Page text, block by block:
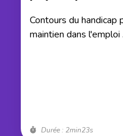
Contours du
maintien dans l'emploi .
Durée : 2min23s